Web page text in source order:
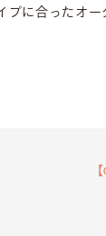
に合ったオ